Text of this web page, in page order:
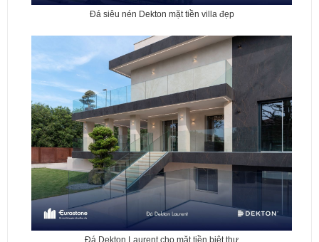
Đá siêu nén Dekton mặt tiền villa đẹp
Đá Dekton Laurent cho mặt tiền biệt thự